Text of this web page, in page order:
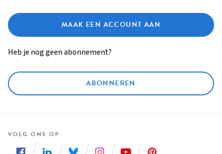
MAAK EEN ACCOUNT AAN
Heb je nog geen abonnement?
ABONNEREN
VOLG ONS OP